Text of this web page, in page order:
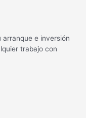
arranque e inversión
trabajo con